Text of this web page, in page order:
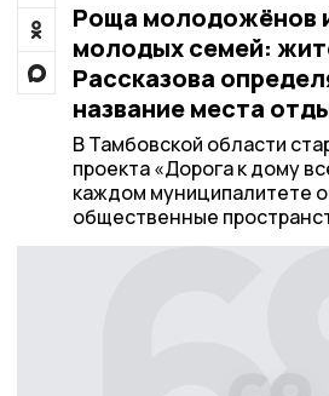
Роща молодожёнов
молодых семей:
Рассказова
название места
В Тамбовской области
проекта «Дорога к дому
каждом муниципалитете
общественные